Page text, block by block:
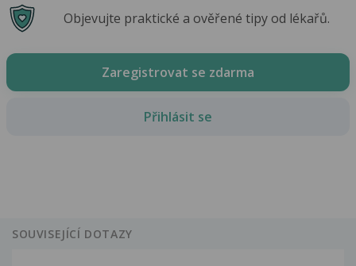
Objevujte praktické a ověřené tipy od lékařů.
Zaregistrovat se zdarma
Přihlásit se
SOUVISEJÍCÍ DOTAZY